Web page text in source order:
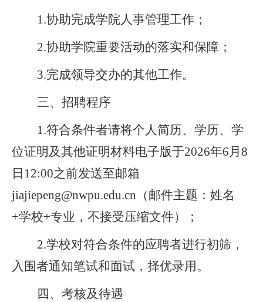
1.协助完成学院人事管理工作；
2.协助学院重要活动的落实和保障；
3.完成领导交办的其他工作。
三、招聘程序
1.符合条件者请将个人简历、学历、学
位证明及其他证明材料电子版于2026年6月8
日12:00之前发送至邮箱
jiajiepeng@nwpu.edu.cn （邮件主题：姓名
+学校+专业，不接受压缩文件）；
2.学校对符合条件的应聘者进行初筛，
入围者通知笔试和面试，择优录用。
四、考核及待遇